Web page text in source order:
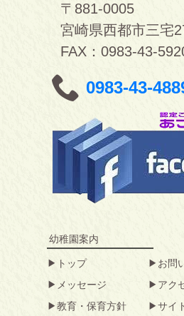
〒881-0005
宮崎県西都市三宅
FAX：0983-43-
0983-43-
幼稚園案内
トップ
メッセージ
教育・保育方針
お問
アク
サイ